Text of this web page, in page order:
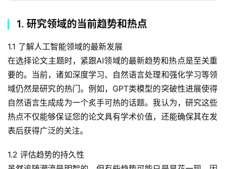
1. 研究领域的当前趋势和热点
1.1 了解人工智能领域的最新发展
在选择论文主题时，紧跟AI领域的最新趋势和热点是至关重
要的。当前，诸如深度学习、自然语言处理和强化学习等领
域仍然是研究的热门。例如，GPT类模型的突破性进展使得
自然语言生成成为一个炙手可热的话题。我认为，研究这些
热点不仅能够保证您的论文具有学术价值，还能确保其在发
表后获得广泛的关注。
1.2 评估趋势的持久性